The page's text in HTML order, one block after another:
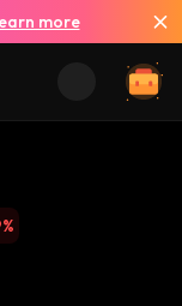
more
%